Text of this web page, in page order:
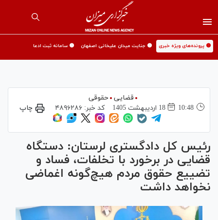
🟡 پرونده‌های ویژه خبری 🟡 جنایت میدان علیخانی اصفهان 🟡 سامانه ثبت ادعا
قضایی حقوقی
10:48
18 ارديبهشت 1405 کد خبر: ۴۸۹۶۲۸۶ چاپ
رئیس کل دادگستری لرستان: دستگاه
قضایی در برخورد با تخلفات، فساد و
تضییع حقوق مردم هیچ‌گونه اغماضی
نخواهد داشت